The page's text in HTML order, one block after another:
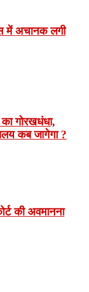
में अचानक लगी
गोरखधंधा,
कब जागेगा ?
की अवमानना